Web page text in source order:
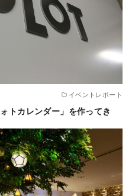
イベントレポート
トカレンダー」を作ってき